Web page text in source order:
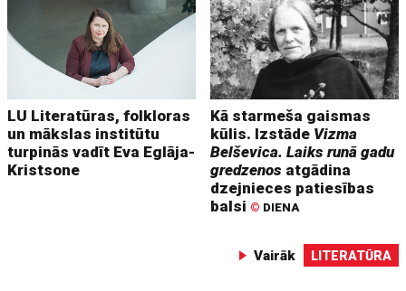
LU Literatūras, folkloras
un mākslas institūtu
turpinās vadīt Eva Eglāja-
Kristsone
Kā starmeša gaismas
kūlis. Izstāde Vizma
Belševica. Laiks runā gadu
gredzenos atgādina
dzejnieces patiesības
balsi © DIENA
Vairāk LITERATŪRA